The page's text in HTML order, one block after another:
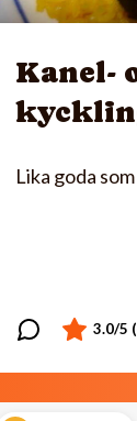
Kanel-
Lika goda